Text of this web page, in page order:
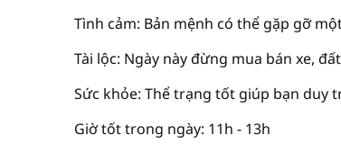
Tình cảm: Bản mệnh có thể gặp gỡ
Tài lộc: Ngày này đừng mua bán xe,
Sức khỏe: Thể trạng tốt giúp bạn duy
Giờ tốt trong ngày: 11h - 13h